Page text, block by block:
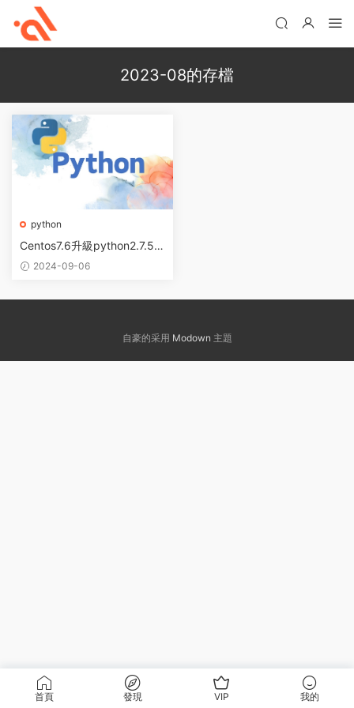
2023-08的存檔
python
Centos7.6升級python2.7.5版
本到3.9.7
2024-09-06
自豪的采用 Modown 主題
首頁 發現 VIP 我的